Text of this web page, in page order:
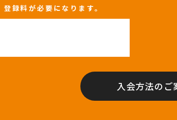
登録料が必要になります。
入会方法のご